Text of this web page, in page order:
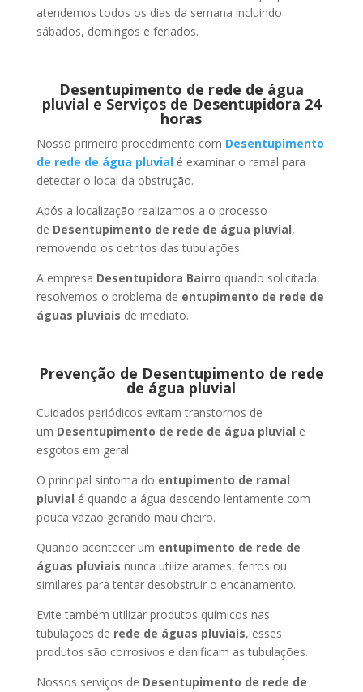
atendemos todos os dias da semana incluindo
sábados, domingos e feriados.
Desentupimento de rede de água
pluvial e Serviços de Desentupidora 24
horas
Nosso primeiro procedimento com Desentupimento
de rede de água pluvialé examinar o ramal para
detectar o local da obstrução.
Após a localização realizamos a o processo
de Desentupimento de rede de água pluvial,
removendo os detritos das tubulações.
A empresa Desentupidora Bairro quando solicitada,
resolvemos o problema de entupimento de rede de
águas pluviais de imediato.
Prevenção de Desentupimento de rede
de água pluvial
Cuidados periódicos evitam transtornos de
um Desentupimento de rede de água pluvial e
esgotos em geral.
O principal sintoma do entupimento de ramal
pluvial é quando a água descendo lentamente com
pouca vazão gerando mau cheiro.
Quando acontecer um entupimento de rede de
águas pluviais nunca utilize arames, ferros ou
similares para tentar desobstruir o encanamento.
Evite também utilizar produtos químicos nas
tubulações de rede de águas pluviais, esses
produtos são corrosivos e danificam as tubulações.
Nossos serviços de Desentupimento de rede de